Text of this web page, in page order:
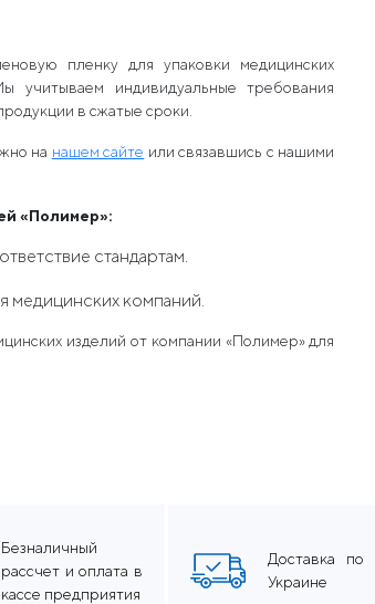
пленку для упаковки медицинских
учитываем индивидуальные требования
в сжатые сроки.
на нашем сайте или связавшись с нашими
«Полимер»:
стандартам.
медицинских компаний.
изделий от компании «Полимер» для
Безналичный
рассчет и оплата в
кассе предприятия
Доставка по
Украине